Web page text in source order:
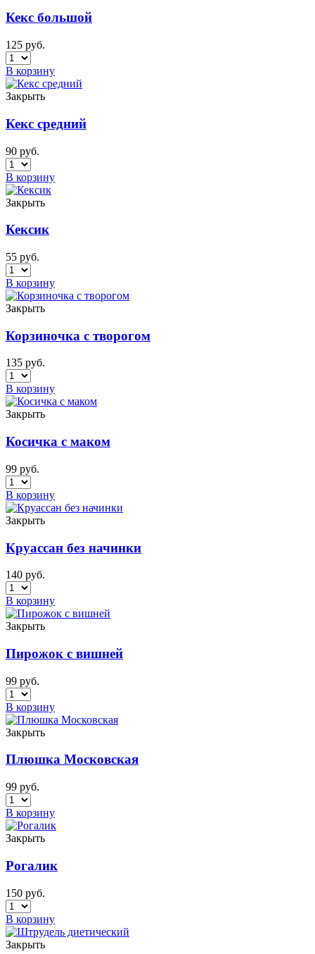
Кекс большой
125 руб.
В корзину
Закрыть
Кекс средний
90 руб.
В корзину
Закрыть
Кексик
55 руб.
В корзину
Закрыть
Корзиночка с творогом
135 руб.
В корзину
Закрыть
Косичка с маком
99 руб.
В корзину
Закрыть
Круассан без начинки
140 руб.
В корзину
Закрыть
Пирожок с вишней
99 руб.
В корзину
Закрыть
Плюшка Московская
99 руб.
В корзину
Закрыть
Рогалик
150 руб.
В корзину
Закрыть